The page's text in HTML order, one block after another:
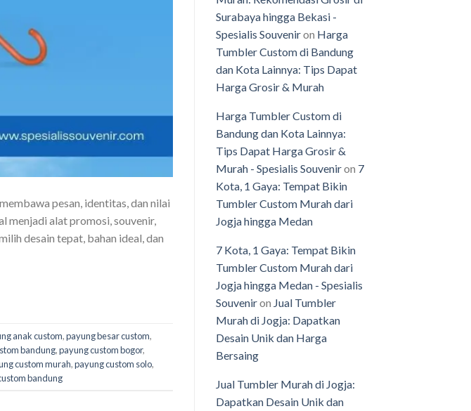
pesan, identitas, dan nilai
menjadi alat promosi, souvenir,
desain tepat, bahan ideal, dan
anak custom,payung besar custom,
bandung,payung custom bogor,
custom murah,payung custom solo,
bandung
Surabaya hingga Bekasi -
Spesialis Souveniron Harga
Tumbler Custom di Bandung
dan Kota Lainnya: Tips Dapat
Harga Grosir & Murah
Harga Tumbler Custom di
Bandung dan Kota Lainnya:
Tips Dapat Harga Grosir &
Murah - Spesialis Souveniron 7
Kota, 1 Gaya: Tempat Bikin
Tumbler Custom Murah dari
Jogja hingga Medan
7 Kota, 1 Gaya: Tempat Bikin
Tumbler Custom Murah dari
Jogja hingga Medan - Spesialis
Souveniron Jual Tumbler
Murah di Jogja: Dapatkan
Desain Unik dan Harga
Bersaing
Jual Tumbler Murah di Jogja:
Dapatkan Desain Unik dan